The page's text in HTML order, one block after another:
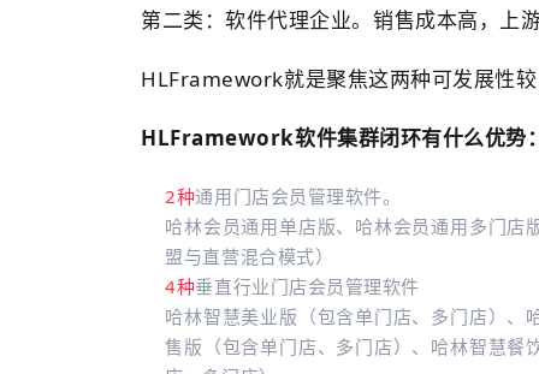
第二类：软件代理企业。销售成本高，上
HLFramework就是聚焦这两种可发展性
HLFramework软件集群闭环有什么优势
2种通用门店会员管理软件。
哈林会员通用单店版、哈林会员通用多门店
盟与直营混合模式）
4种垂直行业门店会员管理软件
哈林智慧美业版（包含单门店、多门店）、
售版（包含单门店、多门店）、哈林智慧餐